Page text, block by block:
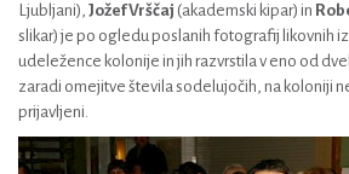
Ljubljani), Jožef Vrščaj (akademski kipar) in
slikar) je po ogledu poslanih fotografij likovnih
udeležence kolonije in jih razvrstila v eno od
zaradi omejitve števila sodelujočih, na koloniji
prijavljeni.